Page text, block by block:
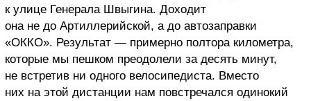
к улице Генерала Швыгина. Доходит
она не до Артиллерийской, а до автозаправки
«ОККО». Результат — примерно полтора километра,
которые мы пешком преодолели за десять минут,
не встретив ни одного велосипедиста. Вместо
них на этой дистанции нам повстречался одинокий